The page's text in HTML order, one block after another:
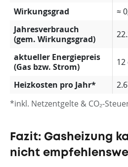
*inkl. Netzentgelte & CO₂-
Wirkungsgrad ≈
Jahresverbrauch
(gem. Wirkungsgrad)
aktueller Energiepreis
(Gas bzw. Strom)
Heizkosten pro Jahr*
Fazit: Gasheizung
nicht